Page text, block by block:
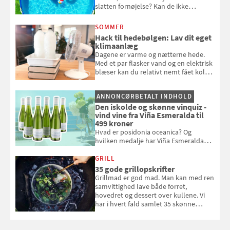
slatten fornøjelse? Kan de ikke
opmærksom, når du smider
badebassinet eller et badedyr ud
SOMMER
Hack til hedebølgen: Lav dit eget
klimaanlæg
Dagene er varme og nætterne hede.
Med et par flasker vand og en elektrisk
blæser kan du relativt nemt fået koldt
og se, hvordan du gør
ANNONCØRBETALT INDHOLD
Den iskolde og skønne vinquiz -
vind vine fra Viña Esmeralda til
499 kroner
Hvad er posidonia oceanica? Og
hvilken medalje har Viña Esmeralda
med i Samvirkes skønne vinquiz, hvor
du kan vinde 6 flasker vin fra Viña
Esmeralda. Konkurrencen slutter 1.
september 2026.
GRILL
35 gode grillopskrifter
Grillmad er god mad. Man kan med ren
samvittighed lave både forret,
hovedret og dessert over kullene. Vi
har i hvert fald samlet 35 skønne